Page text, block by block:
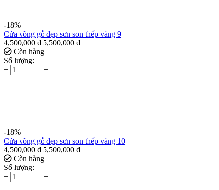
-18%
Cửa võng gỗ đẹp sơn son thếp vàng 9
4,500,000 ₫ 5,500,000 ₫
Còn hàng
Số lượng:
+
−
-18%
Cửa võng gỗ đẹp sơn son thếp vàng 10
4,500,000 ₫ 5,500,000 ₫
Còn hàng
Số lượng:
+
−